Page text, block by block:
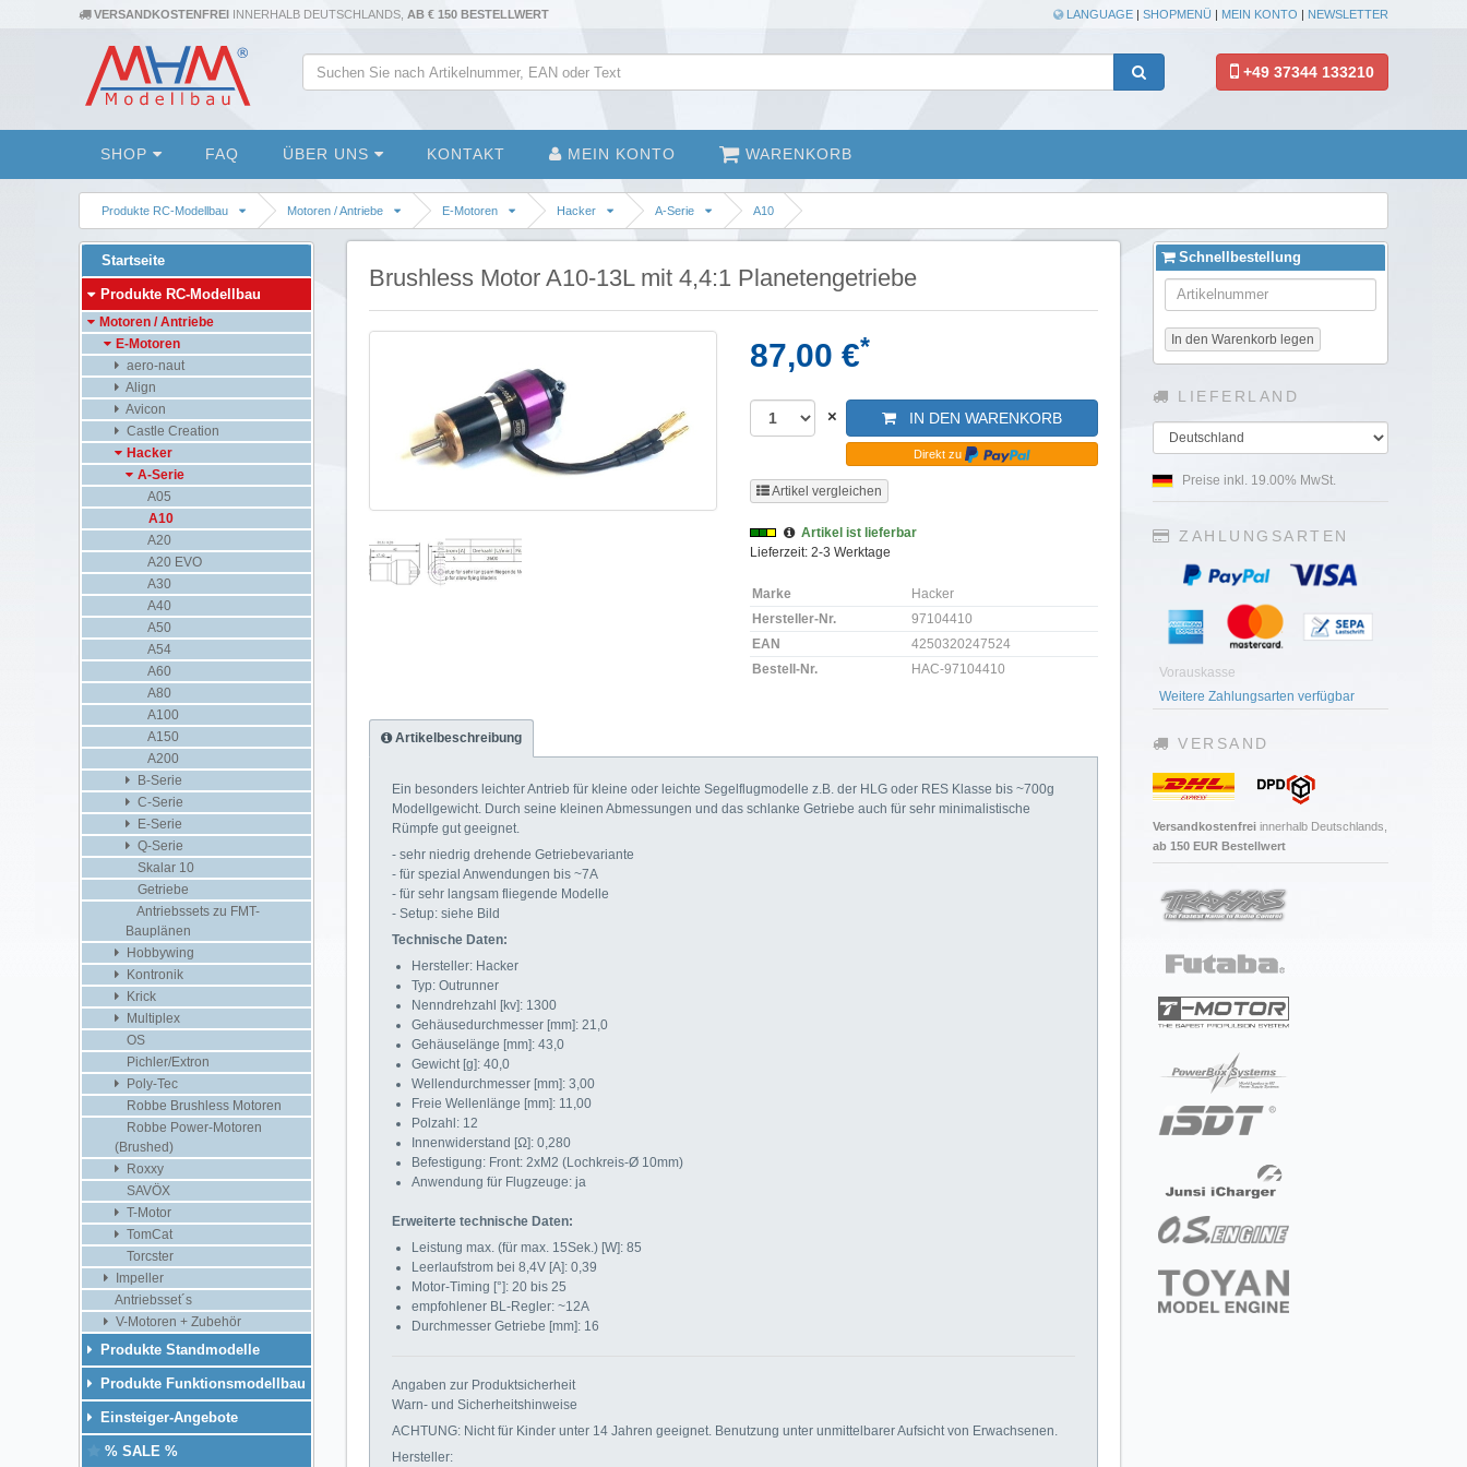
VERSANDKOSTENFREI INNERHALB DEUTSCHLANDS, AB € 150 BESTELLWERT LANGUAGE | SHOPMENÜ | MEIN KONTO | NEWSLETTER
+49 37344 133210
SHOP FAQ ÜBER UNS KONTAKT MEIN KONTO WARENKORB
Produkte RC-Modellbau Motoren / Antriebe E-Motoren Hacker A-Serie A10
Brushless Motor A10-13L mit 4,4:1 Planetengetriebe
87,00 €*
× IN DEN WARENKORB
Direkt zu
Artikel vergleichen
Artikel ist lieferbar
Lieferzeit: 2-3 Werktage
Marke
Hacker
Hersteller-Nr.
97104410
EAN
4250320247524
Bestell-Nr.
HAC-97104410
Artikelbeschreibung
Ein besonders leichter Antrieb für kleine oder leichte Segelflugmodelle z.B. der HLG oder RES Klasse bis ~700g
Modellgewicht. Durch seine kleinen Abmessungen und das schlanke Getriebe auch für sehr minimalistische
Rümpfe gut geeignet.
- sehr niedrig drehende Getriebevariante
- für spezial Anwendungen bis ~7A
- für sehr langsam fliegende Modelle
- Setup: siehe Bild
Technische Daten:
Hersteller: Hacker
Typ: Outrunner
Nenndrehzahl [kv]: 1300
Gehäusedurchmesser [mm]: 21,0
Gehäuselänge [mm]: 43,0
Gewicht [g]: 40,0
Wellendurchmesser [mm]: 3,00
Freie Wellenlänge [mm]: 11,00
Polzahl: 12
Innenwiderstand [Ω]: 0,280
Befestigung: Front: 2xM2 (Lochkreis-Ø 10mm)
Anwendung für Flugzeuge: ja
Erweiterte technische Daten:
Leistung max. (für max. 15Sek.) [W]: 85
Leerlaufstrom bei 8,4V [A]: 0,39
Motor-Timing [°]: 20 bis 25
empfohlener BL-Regler: ~12A
Durchmesser Getriebe [mm]: 16
Angaben zur Produktsicherheit
Warn- und Sicherheitshinweise
ACHTUNG: Nicht für Kinder unter 14 Jahren geeignet. Benutzung unter unmittelbarer Aufsicht von Erwachsenen.
Hersteller:
Startseite
Produkte RC-Modellbau
Motoren / Antriebe
E-Motoren
aero-naut
Align
Avicon
Castle Creation
Hacker
A-Serie
A05
A10
A20
A20 EVO
A30
A40
A50
A54
A60
A80
A100
A150
A200
B-Serie
C-Serie
E-Serie
Q-Serie
Skalar 10
Getriebe
Antriebssets zu FMT-
Bauplänen
Hobbywing
Kontronik
Krick
Multiplex
OS
Pichler/Extron
Poly-Tec
Robbe Brushless Motoren
Robbe Power-Motoren
(Brushed)
Roxxy
SAVÖX
T-Motor
TomCat
Torcster
Impeller
Antriebsset´s
V-Motoren + Zubehör
Produkte Standmodelle
Produkte Funktionsmodellbau
Einsteiger-Angebote
% SALE %
Schnellbestellung
In den Warenkorb legen
LIEFERLAND
Land
Preise inkl. 19.00% MwSt.
ZAHLUNGSARTEN
Vorauskasse
Weitere Zahlungsarten verfügbar
VERSAND
Versandkostenfrei innerhalb Deutschlands,
ab 150 EUR Bestellwert